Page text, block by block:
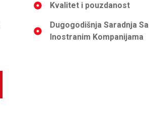
Kvalitet i pouzdanost
Dugogodišnja Saradnja Sa
Inostranim Kompanijama